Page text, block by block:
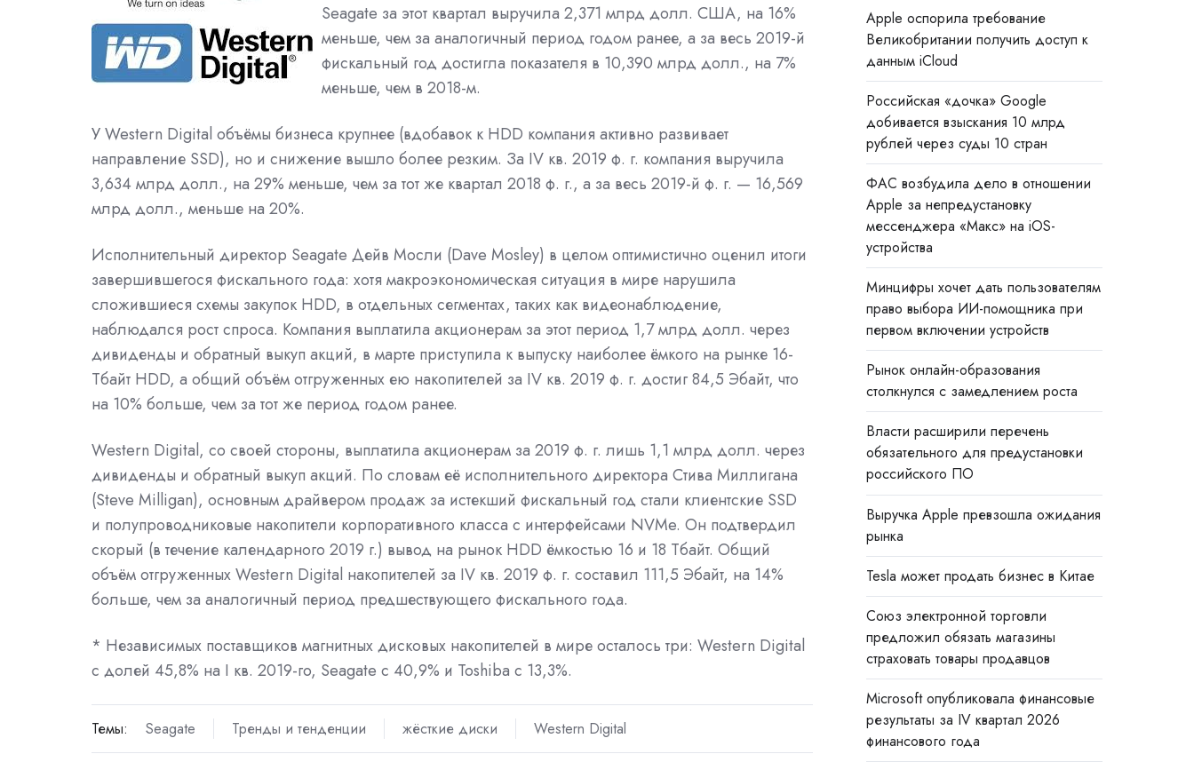
Seagate за этот квартал выручила 2,371 млрд долл. США, на 16%
меньше, чем за аналогичный период годом ранее, а за весь 2019-й
фискальный год достигла показателя в 10,390 млрд долл., на 7%
меньше, чем в 2018-м.
У Western Digital объёмы бизнеса крупнее (вдобавок к HDD компания активно развивает
направление SSD), но и снижение вышло более резким. За IV кв. 2019 ф. г. компания выручила
3,634 млрд долл., на 29% меньше, чем за тот же квартал 2018 ф. г., а за весь 2019-й ф. г. — 16,569
млрд долл., меньше на 20%.
Исполнительный директор Seagate Дейв Мосли (Dave Mosley) в целом оптимистично оценил итоги
завершившегося фискального года: хотя макроэкономическая ситуация в мире нарушила
сложившиеся схемы закупок HDD, в отдельных сегментах, таких как видеонаблюдение,
наблюдался рост спроса. Компания выплатила акционерам за этот период 1,7 млрд долл. через
дивиденды и обратный выкуп акций, в марте приступила к выпуску наиболее ёмкого на рынке 16-
Тбайт HDD, а общий объём отгруженных ею накопителей за IV кв. 2019 ф. г. достиг 84,5 Эбайт, что
на 10% больше, чем за тот же период годом ранее.
Western Digital, со своей стороны, выплатила акционерам за 2019 ф. г. лишь 1,1 млрд долл. через
дивиденды и обратный выкуп акций. По словам её исполнительного директора Стива Миллигана
(Steve Milligan), основным драйвером продаж за истекший фискальный год стали клиентские SSD
и полупроводниковые накопители корпоративного класса с интерфейсами NVMe. Он подтвердил
скорый (в течение календарного 2019 г.) вывод на рынок HDD ёмкостью 16 и 18 Тбайт. Общий
объём отгруженных Western Digital накопителей за IV кв. 2019 ф. г. составил 111,5 Эбайт, на 14%
больше, чем за аналогичный период предшествующего фискального года.
* Независимых поставщиков магнитных дисковых накопителей в мире осталось три: Western Digital
с долей 45,8% на I кв. 2019-го, Seagate c 40,9% и Toshiba с 13,3%.
Темы: Seagate Тренды и тенденции жёсткие диски Western Digital
Apple оспорила требование
Великобритании получить доступ к
данным iCloud
Российская «дочка» Google
добивается взыскания 10 млрд
рублей через суды 10 стран
ФАС возбудила дело в отношении
Apple за непредустановку
мессенджера «Макс» на iOS-
устройства
Минцифры хочет дать пользователям
право выбора ИИ-помощника при
первом включении устройств
Рынок онлайн-образования
столкнулся с замедлением роста
Власти расширили перечень
обязательного для предустановки
российского ПО
Выручка Apple превзошла ожидания
рынка
Tesla может продать бизнес в Китае
Союз электронной торговли
предложил обязать магазины
страховать товары продавцов
Microsoft опубликовала финансовые
результаты за IV квартал 2026
финансового года